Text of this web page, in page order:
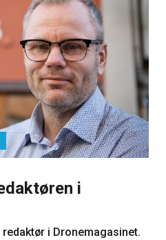
i
i Dronemagasinet.